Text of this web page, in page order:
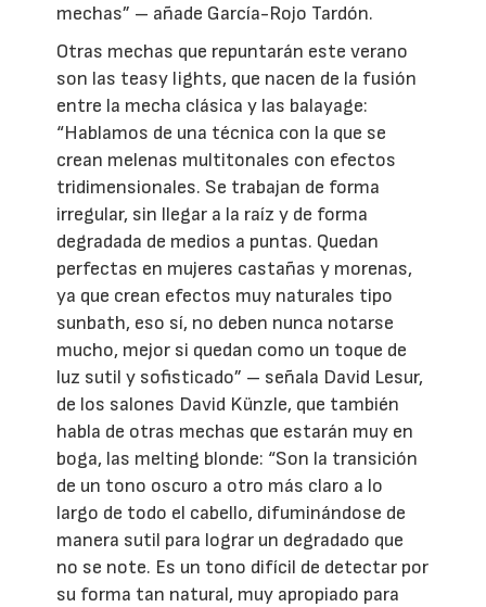
mechas” – añade García-Rojo Tardón.
Otras mechas que repuntarán este verano
son las teasy lights, que nacen de la fusión
entre la mecha clásica y las balayage:
“Hablamos de una técnica con la que se
crean melenas multitonales con efectos
tridimensionales. Se trabajan de forma
irregular, sin llegar a la raíz y de forma
degradada de medios a puntas. Quedan
perfectas en mujeres castañas y morenas,
ya que crean efectos muy naturales tipo
sunbath, eso sí, no deben nunca notarse
mucho, mejor si quedan como un toque de
luz sutil y sofisticado” – señala David Lesur,
de los salones David Künzle, que también
habla de otras mechas que estarán muy en
boga, las melting blonde: “Son la transición
de un tono oscuro a otro más claro a lo
largo de todo el cabello, difuminándose de
manera sutil para lograr un degradado que
no se note. Es un tono difícil de detectar por
su forma tan natural, muy apropiado para